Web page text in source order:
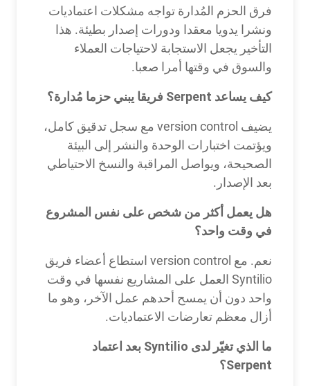
فرق الحزم المُدارة تواجه مشكلات اعتماديات
ونشرا يدويا معقدا ودورات إصدار بطيئة. هذا
التأخير يجعل الاستجابة لاحتياجات العملاء
والسوق في وقتها أمرا صعبا.
كيف يساعد Serpent فريقا يبني حزما مُدارة؟
يضيف version control مع سجل تدقيق كامل،
ويؤتمت اختبارات الوحدة والنشر إلى البيئة
الصحيحة، ويواصل المراقبة والنسخ الاحتياطي
بعد الإصدار.
هل يعمل أكثر من شخص على نفس المشروع
في وقت واحد؟
نعم. مع version control استطاع أعضاء فريق
Syntilio العمل على المشاريع نفسها في وقت
واحد دون أن يمسح أحدهم عمل الآخر، وهو ما
أزال معظم تعارضات الاعتماديات.
ما الذي تغيّر لدى Syntilio بعد اعتماد
Serpent؟